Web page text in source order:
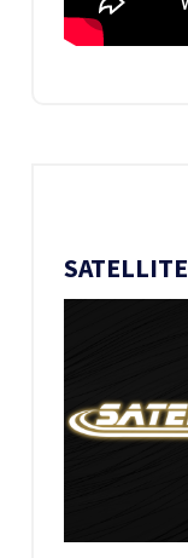
SATELLITE